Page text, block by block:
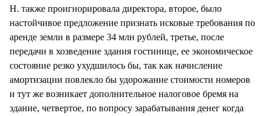
Н. также проигнорировала директора, второе, было
настойчивое предложение признать исковые требования по
аренде земли в размере 34 млн рублей, третье, после
передачи в хозведение здания гостинице, ее экономическое
состояние резко ухудшилось бы, так как начисление
амортизации повлекло бы удорожание стоимости номеров
и тут же возникает дополнительное налоговое бремя на
здание, четвертое, по вопросу зарабатывания денег когда